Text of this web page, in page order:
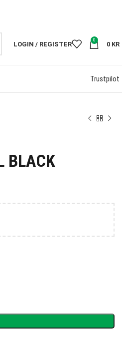
LOGIN / REGISTER
0
0 KR
Trustpilot
BLACK